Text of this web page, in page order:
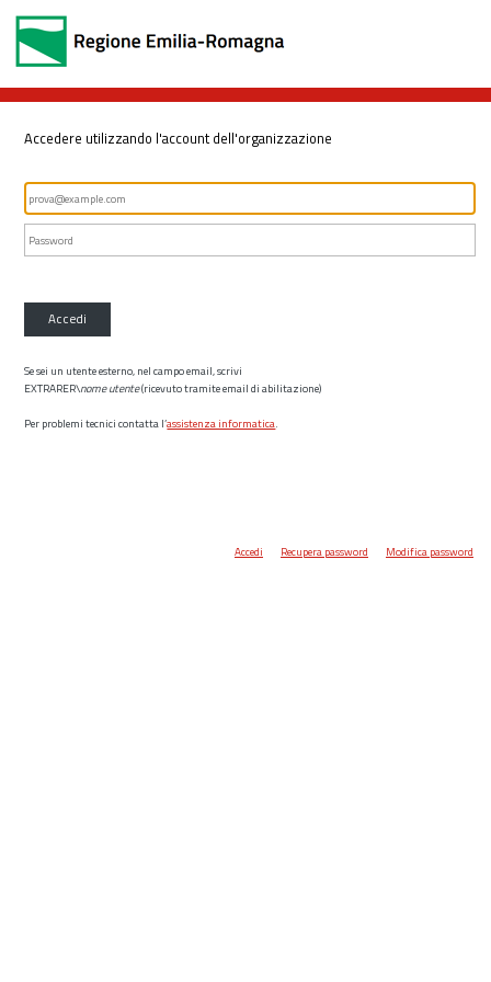
Accedere utilizzando l'account dell'organizzazione
Accedi
Se sei un utente esterno, nel campo email, scrivi
EXTRARER\nome utente(ricevuto tramite email di abilitazione)
Per problemi tecnici contatta l’assistenza informatica.
Accedi Recupera password Modifica password